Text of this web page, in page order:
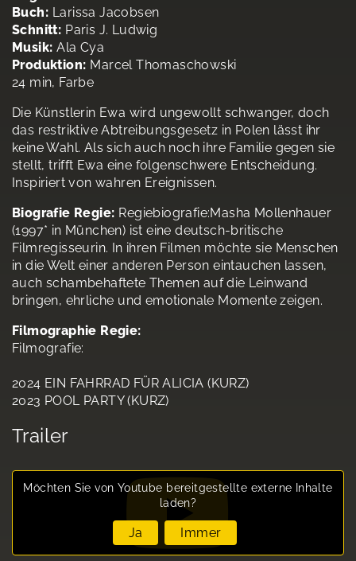
Buch: Larissa Jacobsen
Schnitt: Paris J. Ludwig
Musik: Ala Cya
Produktion: Marcel Thomaschowski
24 min, Farbe
Die Künstlerin Ewa wird ungewollt schwanger, doch
das restriktive Abtreibungsgesetz in Polen lässt ihr
keine Wahl. Als sich auch noch ihre Familie gegen sie
stellt, trifft Ewa eine folgenschwere Entscheidung.
Inspiriert von wahren Ereignissen.
Biografie Regie: Regiebiografie:Masha Mollenhauer
(1997* in München) ist eine deutsch-britische
Filmregisseurin. In ihren Filmen möchte sie Menschen
in die Welt einer anderen Person eintauchen lassen,
auch schambehaftete Themen auf die Leinwand
bringen, ehrliche und emotionale Momente zeigen.
Filmographie Regie:
Filmografie:
2024 EIN FAHRRAD FÜR ALICIA (KURZ)
2023 POOL PARTY (KURZ)
Trailer
Möchten Sie von Youtube bereitgestellte externe Inhalte
laden?
Ja Immer